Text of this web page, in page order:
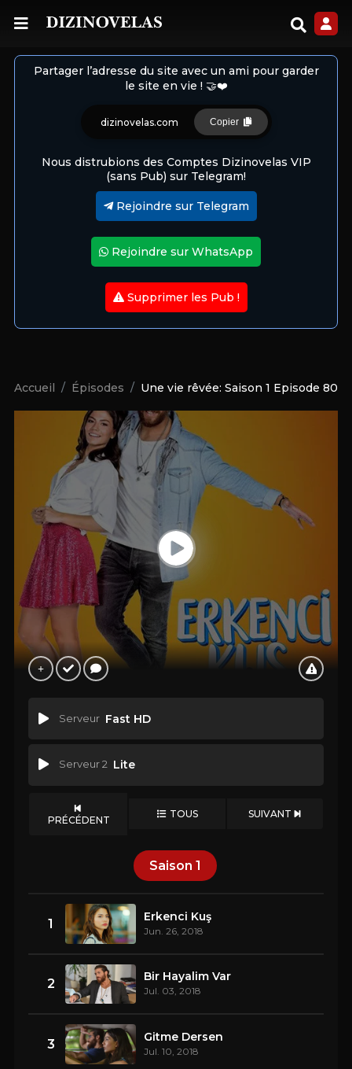
Partager l’adresse du site avec un ami pour garder
le site en vie ! 🤝❤️
dizinovelas.com Copier
Nous distrubions des Comptes Dizinovelas VIP
(sans Pub) sur Telegram!
Rejoindre sur Telegram
Rejoindre sur WhatsApp
Supprimer les Pub !
Accueil Épisodes Une vie rêvée: Saison 1 Episode 80
Serveur Fast HD
Serveur 2 Lite
PRÉCÉDENT TOUS SUIVANT
Saison 1
1 Erkenci Kuş
Jun. 26, 2018
2 Bir Hayalim Var
Jul. 03, 2018
3 Gitme Dersen
Jul. 10, 2018